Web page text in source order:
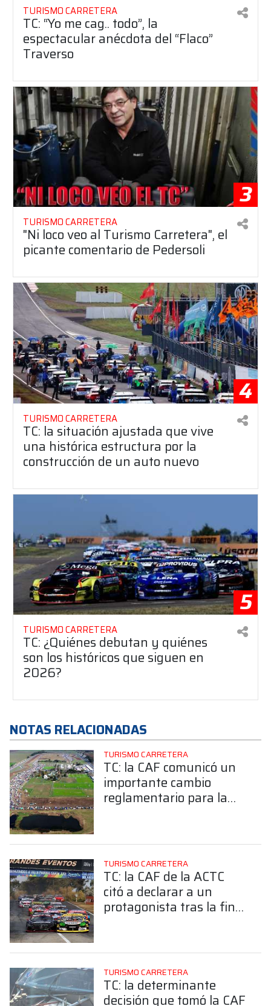
TURISMO CARRETERA
TC: “Yo me cag.. todo”, la
espectacular anécdota del “Flaco”
Traverso
3
TURISMO CARRETERA
"Ni loco veo al Turismo Carretera", el
picante comentario de Pedersoli
4
TURISMO CARRETERA
TC: la situación ajustada que vive
una histórica estructura por la
construcción de un auto nuevo
5
TURISMO CARRETERA
TC: ¿Quiénes debutan y quiénes
son los históricos que siguen en
2026?
NOTAS RELACIONADAS
TURISMO CARRETERA
TC: la CAF comunicó un
importante cambio
reglamentario para la
TURISMO CARRETERA
TC: la CAF de la ACTC
citó a declarar a un
protagonista tras la final
TURISMO CARRETERA
TC: la determinante
decisión que tomó la CAF